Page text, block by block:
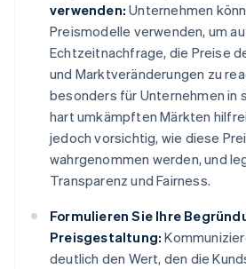
verwenden: Unternehmen
Preismodelle verwenden, um
Echtzeitnachfrage, die Preise
und Marktveränderungen zu
besonders für Unternehmen in
hart umkämpften Märkten
jedoch vorsichtig, wie diese
wahrgenommen werden, und
Transparenz und Fairness.
Formulieren Sie Ihre
Preisgestaltung:
deutlich den Wert, den die